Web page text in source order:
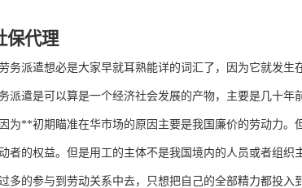
保代理
务派遣想必是大家早就耳熟能详的词汇了，因为它就发
派遣是可以算是一个经济社会发展的产物，主要是几十
为**初期瞄准在华市场的原因主要是我国廉价的劳动力
者的权益。但是用工的主体不是我国境内的人员或者组
多的参与到劳动关系中去，只想把自己的全部精力都投